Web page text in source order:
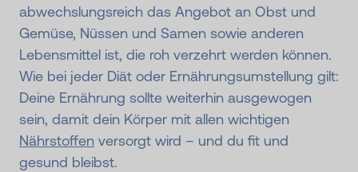
abwechslungsreich das Angebot an Obst und
Gemüse, Nüssen und Samen sowie anderen
Lebensmittel ist, die roh verzehrt werden können.
Wie bei jeder Diät oder Ernährungsumstellung gilt:
Deine Ernährung sollte weiterhin ausgewogen
sein, damit dein Körper mit allen wichtigen
Nährstoffen versorgt wird – und du fit und
gesund bleibst.